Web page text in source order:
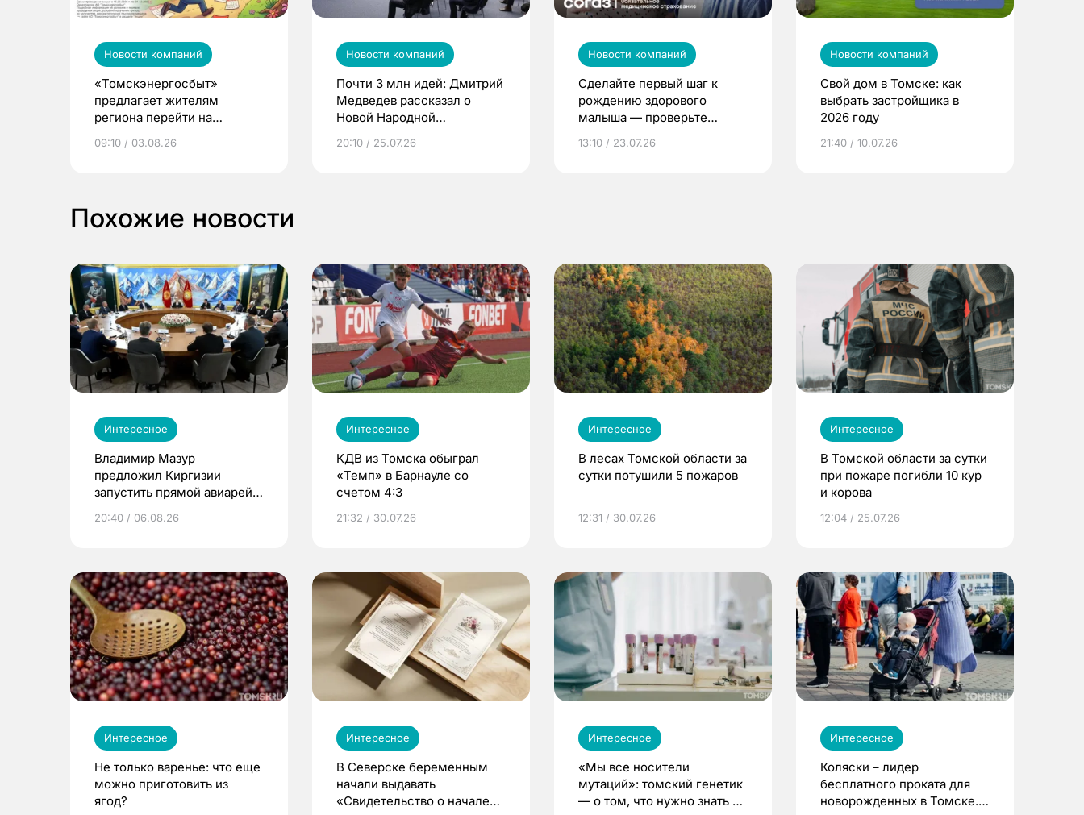
Новости компаний
«Томскэнергосбыт»
предлагает жителям
региона перейти на
выиграть призы
09:10 / 03.08.26
Новости компаний
Почти 3 млн идей: Дмитрий
Медведев рассказал о
Новой Народной
20:10 / 25.07.26
Новости компаний
Сделайте первый шаг к
рождению здорового
малыша — проверьте
по ОМС!
13:10 / 23.07.26
Новости компаний
Свой дом в Томске: как
выбрать застройщика в
2026 году
21:40 / 10.07.26
Похожие новости
Интересное
Владимир Мазур
предложил Киргизии
запустить прямой авиарейс
20:40 / 06.08.26
Интересное
КДВ из Томска обыграл
«Темп» в Барнауле со
счетом 4:3
21:32 / 30.07.26
Интересное
В лесах Томской области за
сутки потушили 5 пожаров
12:31 / 30.07.26
Интересное
В Томской области за сутки
при пожаре погибли 10 кур
и корова
12:04 / 25.07.26
Интересное
Не только варенье: что еще
можно приготовить из
ягод?
Интересное
В Северске беременным
начали выдавать
«Свидетельство о начале
Интересное
«Мы все носители
мутаций»: томский генетик
— о том, что нужно знать до
Интересное
Коляски – лидер
бесплатного проката для
новорожденных в Томске.